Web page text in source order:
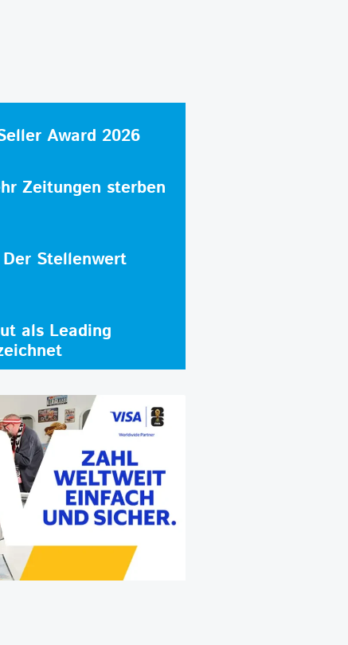
Award 2026
Zeitungen sterben
Stellenwert
als Leading